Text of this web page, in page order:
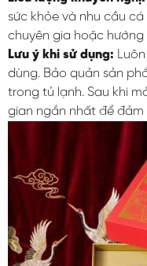
sức khỏe và nhu cầu
chuyên gia hoặc
Lưu ý khi sử dụng:
dùng. Bảo quản sản
trong tủ lạnh. Sau khi
gian ngắn nhất để